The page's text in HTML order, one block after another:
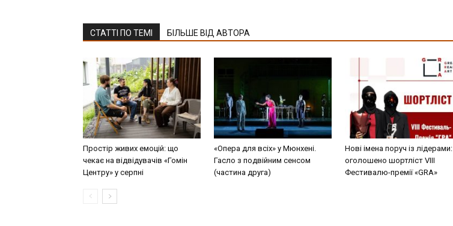
СТАТТІ ПО ТЕМІ БІЛЬШЕ ВІД АВТОРА
Простір живих емоцій: що
чекає на відвідувачів «Гомін
Центру» у серпні
«Опера для всіх» у Мюнхені.
Гасло з подвійним сенсом
(частина друга)
Нові імена поруч із лідерами:
оголошено шортліст VIII
Фестивалю-премії «GRA»